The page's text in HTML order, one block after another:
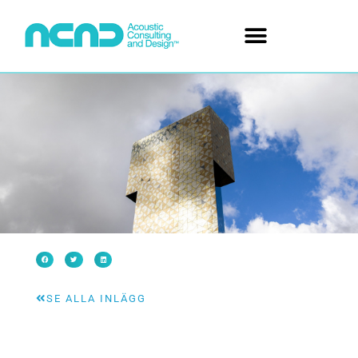
SE ALLA INLÄGG